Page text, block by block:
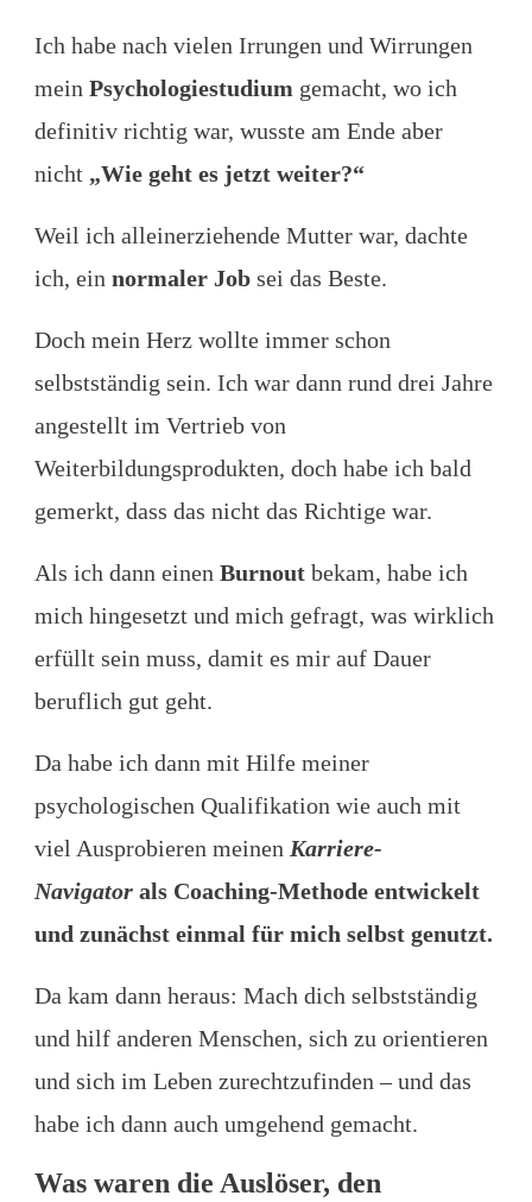
Ich habe nach vielen Irrungen und Wirrungen
mein Psychologiestudium gemacht, wo ich
definitiv richtig war, wusste am Ende aber
nicht „Wie geht es jetzt weiter?“
Weil ich alleinerziehende Mutter war, dachte
ich, ein normaler Job sei das Beste.
Doch mein Herz wollte immer schon
selbstständig sein. Ich war dann rund drei Jahre
angestellt im Vertrieb von
Weiterbildungsprodukten, doch habe ich bald
gemerkt, dass das nicht das Richtige war.
Als ich dann einen Burnout bekam, habe ich
mich hingesetzt und mich gefragt, was wirklich
erfüllt sein muss, damit es mir auf Dauer
beruflich gut geht.
Da habe ich dann mit Hilfe meiner
psychologischen Qualifikation wie auch mit
viel Ausprobieren meinen Karriere-
Navigator als Coaching-Methode entwickelt
und zunächst einmal für mich selbst genutzt.
Da kam dann heraus: Mach dich selbstständig
und hilf anderen Menschen, sich zu orientieren
und sich im Leben zurechtzufinden – und das
habe ich dann auch umgehend gemacht.
Was waren die Auslöser, den